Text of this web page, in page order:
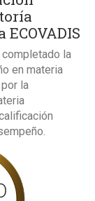
completado la
en materia
la